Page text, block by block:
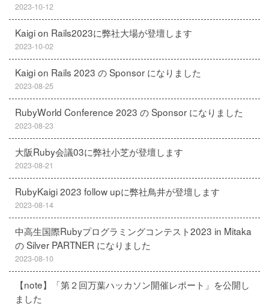
2023-10-12
Kaigi on Rails2023に弊社大場が登壇します
2023-10-02
Kaigi on Rails 2023 の Sponsor になりました
2023-08-25
RubyWorld Conference 2023 の Sponsor になりました
2023-08-23
大阪Ruby会議03に弊社小芝が登壇します
2023-08-21
RubyKaigi 2023 follow upに弊社鳥井が登壇します
2023-08-14
中高生国際Rubyプログラミングコンテスト2023 in Mitaka
の Silver PARTNER になりました
2023-08-10
【note】「第２回万葉ハッカソン開催レポート」を公開し
ました